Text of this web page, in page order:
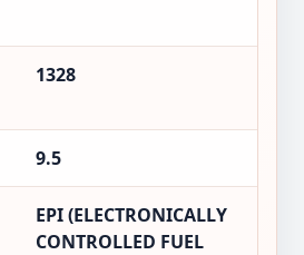
1328
9.5
EPI (ELECTRONICALLY
CONTROLLED FUEL